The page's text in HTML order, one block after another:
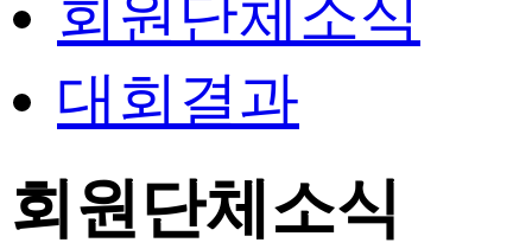
회원단체소식
대회결과
회원단체소식